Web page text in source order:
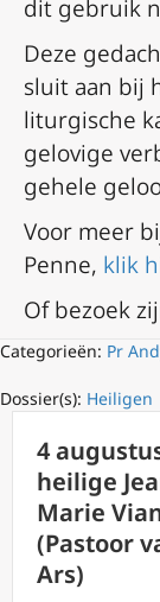
dit gebruik
Deze
sluit aan bij
liturgische
gelovige
gehele
Voor meer
Penne, klik
Of bezoek
Categorieën: Pr
Dossier(s): Heiligen
4
heilige
Marie
(Pastoor
Ars)